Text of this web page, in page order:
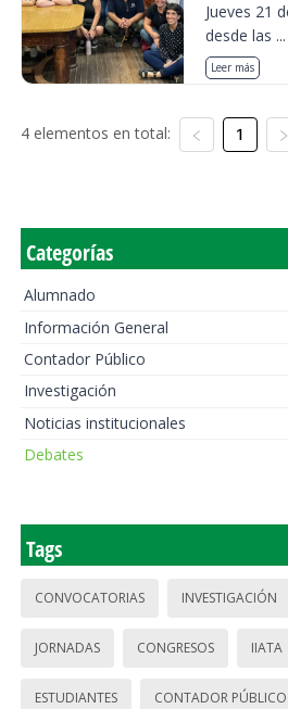
Jueves 21
desde las ...
Leer más
4 elementos en total: 1
Categorías
Alumnado
Información General
Contador Público
Investigación
Noticias institucionales
Debates
Tags
CONVOCATORIAS INVESTIGACIÓN
JORNADAS CONGRESOS IIATA
ESTUDIANTES CONTADOR PÚBLICO